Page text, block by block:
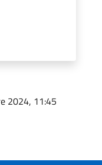
2024, 11:45